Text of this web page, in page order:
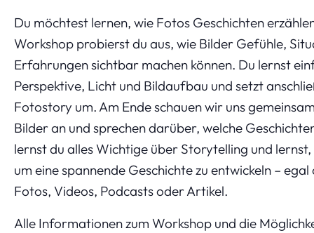
Du möchtest lernen, wie Fotos Geschichten
Workshop probierst du aus, wie Bilder Gefühle,
Erfahrungen sichtbar machen können. Du lernst
Perspektive, Licht und Bildaufbau und setzt
Fotostory um. Am Ende schauen wir uns
Bilder an und sprechen darüber, welche
lernst du alles Wichtige über Storytelling und
um eine spannende Geschichte zu entwickeln –
Fotos, Videos, Podcasts oder Artikel.
Alle Informationen zum Workshop und die